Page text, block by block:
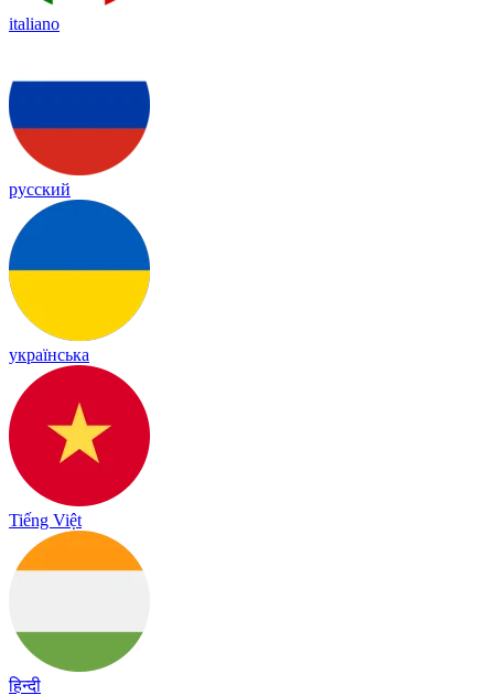
italiano
русский
українська
Tiếng Việt
हिन्दी